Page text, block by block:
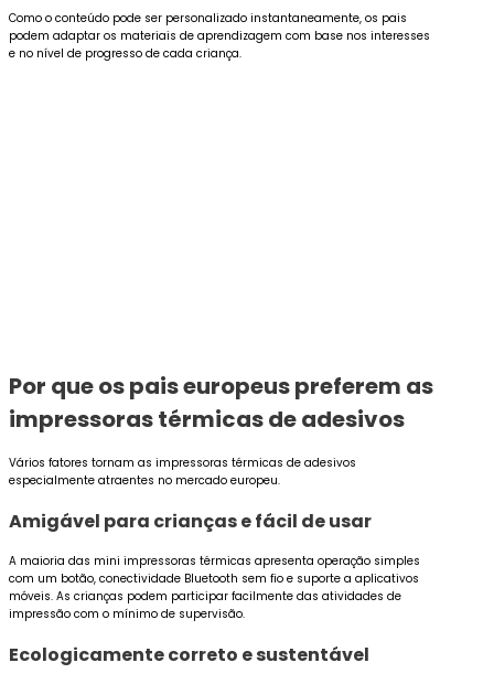
Como o conteúdo pode ser personalizado instantaneamente, os pais
podem adaptar os materiais de aprendizagem com base nos interesses
e no nível de progresso de cada criança.
Por que os pais europeus preferem as
impressoras térmicas de adesivos
Vários fatores tornam as impressoras térmicas de adesivos
especialmente atraentes no mercado europeu.
Amigável para crianças e fácil de usar
A maioria das mini impressoras térmicas apresenta operação simples
com um botão, conectividade Bluetooth sem fio e suporte a aplicativos
móveis. As crianças podem participar facilmente das atividades de
impressão com o mínimo de supervisão.
Ecologicamente correto e sustentável